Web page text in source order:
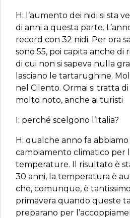
H: l’aumento dei nidi si sta
di anni a questa parte.
record con 32 nidi. Per ora
sono 55, poi capita anche
di cui non si sapeva nulla
lasciano le tartarughine.
nel Cilento. Ormai si tratta
molto noto, anche ai turisti
I: perché scelgono l’Italia?
H: qualche anno fa
cambiamento climatico per
temperature. Il risultato è
30 anni, la temperatura è
che, comunque, è
primavera quando queste
preparano per